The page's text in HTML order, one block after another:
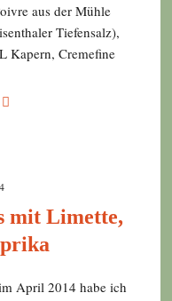
aus der Mühle
Tiefensalz),
Kapern, Cremefine
mit Limette,
April 2014 habe ich